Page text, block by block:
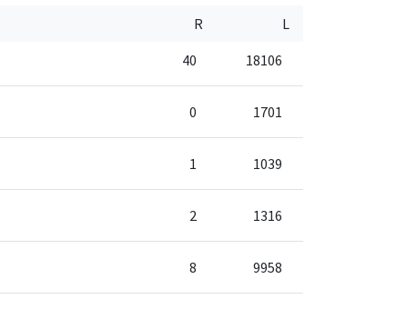
R
L
40 18106
0 1701
1 1039
2 1316
8 9958